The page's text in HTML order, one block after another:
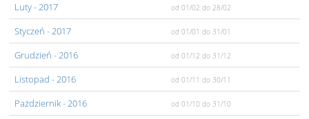
Luty- 2017 od 01/02 do 28/02
Styczeń - 2017 od 01/01 do 31/01
Grudzień - 2016 od 01/12 do 31/12
Listopad - 2016 od 01/11 do 30/11
Pażdziernik- 2016 od 01/10 do 31/10